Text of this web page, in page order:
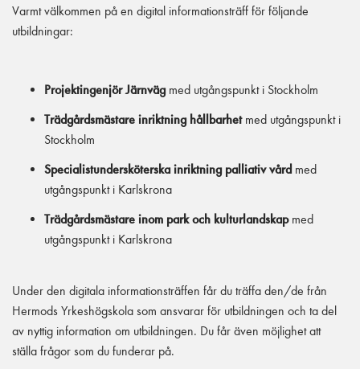
Varmt välkommen på en digital informationsträff för följande
utbildningar:
Projektingenjör Järnvägmed utgångspunkt i Stockholm
Trädgårdsmästare inriktning hållbarhetmed utgångspunkt i
Stockholm
Specialistundersköterska inriktning palliativ vård med
utgångspunkt i Karlskrona
Trädgårdsmästare inom park och kulturlandskapmed
utgångspunkt i Karlskrona
Under den digitala informationsträffen får du träffa den/de från
Hermods Yrkeshögskola som ansvarar för utbildningen och ta del
av nyttig information om utbildningen. Du får även möjlighet att
ställa frågor som du funderar på.